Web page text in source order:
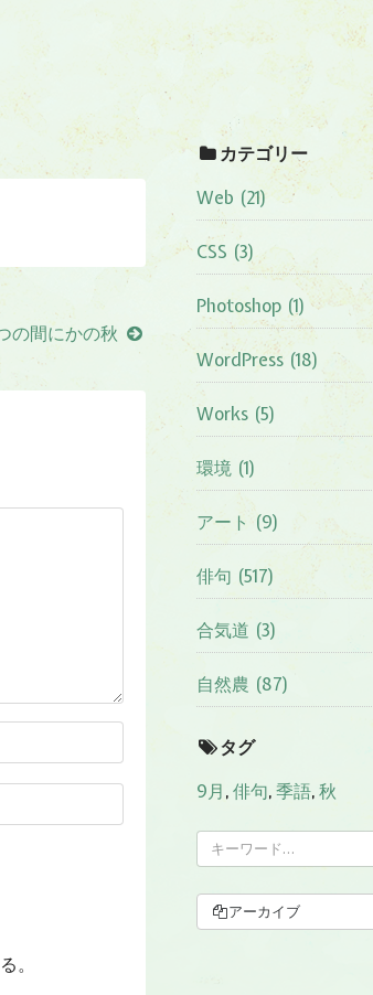
の間にかの秋
。
カテゴリー
Web (21)
CSS (3)
Photoshop (1)
WordPress (18)
Works (5)
環境 (1)
アート (9)
俳句 (517)
合気道 (3)
自然農 (87)
タグ
9月,俳句,季語,秋
アーカイブ